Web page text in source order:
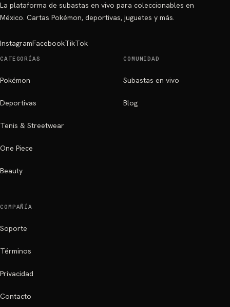
La plataforma de subastas en vivo para coleccionables en
México. Cartas Pokémon, deportivas, juguetes y más.
InstagramFacebookTikTok
CATEGORÍAS
Pokémon
Deportivas
Tenis & Streetwear
One Piece
Beauty
COMUNIDAD
Subastas en vivo
Blog
COMPAÑÍA
Soporte
Términos
Privacidad
Contacto